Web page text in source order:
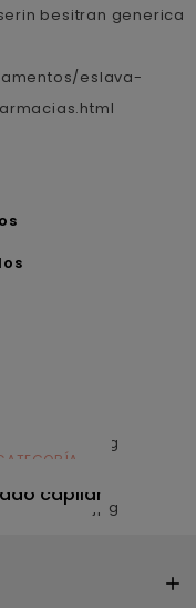
besitran generica
eslava-
Solarescapilar
